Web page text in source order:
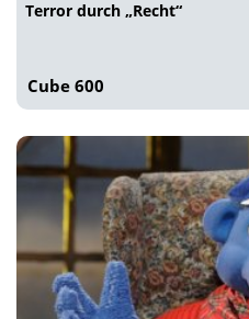
Terror durch „Recht“
Cube 600